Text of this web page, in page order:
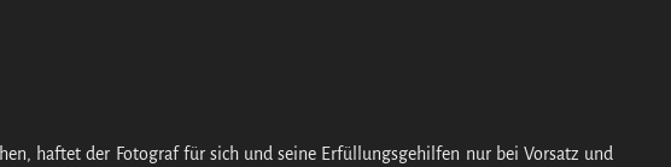
haftet der Fotograf für sich und seine Erfüllungsgehilfen nur bei Vorsatz und